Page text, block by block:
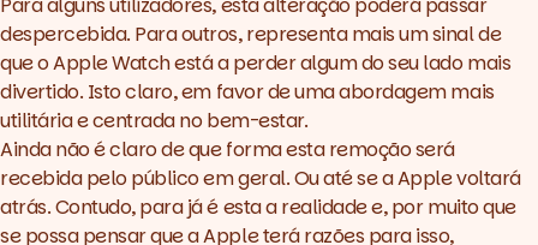
Para alguns utilizadores, esta alteração poderá passar
despercebida. Para outros, representa mais um sinal de
que o Apple Watch está a perder algum do seu lado mais
divertido. Isto claro, em favor de uma abordagem mais
utilitária e centrada no bem-estar.
Ainda não é claro de que forma esta remoção será
recebida pelo público em geral. Ou até se a Apple voltará
atrás. Contudo, para já é esta a realidade e, por muito que
se possa pensar que a Apple terá razões para isso,